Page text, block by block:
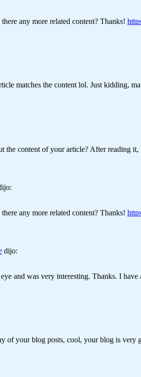
any more related content? Thanks!
matches the content lol. Just kidding,
the content of your article? After reading
any more related content? Thanks!
dijo:
and was very interesting. Thanks. I have
of your blog posts, cool, your blog is very